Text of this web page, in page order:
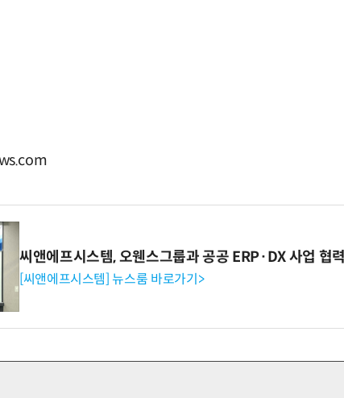
씨앤에프시스템, 오웬스그룹과 공공 ERP·DX 사업 협
[씨앤에프시스템] 뉴스룸 바로가기>